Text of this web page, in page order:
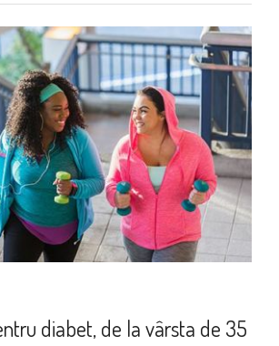
diabet, de la vârsta de 35